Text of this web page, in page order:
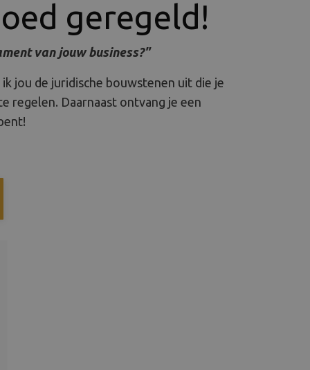
geregeld!
van jouw business?"
jou de juridische bouwstenen uit die je
regelen. Daarnaast ontvang je een